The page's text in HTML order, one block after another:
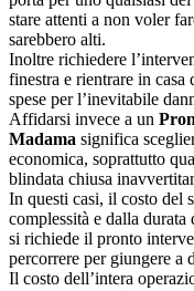
stare attenti a non voler
sarebbero alti.
Inoltre richiedere
finestra e rientrare in
spese per l’inevitabile
Affidarsi invece a un
Madama significa
economica, soprattutto
blindata chiusa
In questi casi, il costo del
complessità e dalla
si richiede il pronto
percorrere per giungere a
Il costo dell’intera